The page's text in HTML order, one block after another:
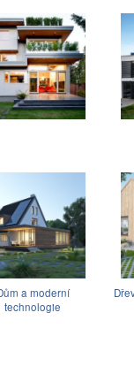
a moderní
technologie